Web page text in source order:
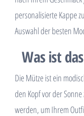
personalisierte Kappe
Auswahl der besten
Was ist
Die Mütze ist ein
den Kopf vor der
werden, um Ihrem